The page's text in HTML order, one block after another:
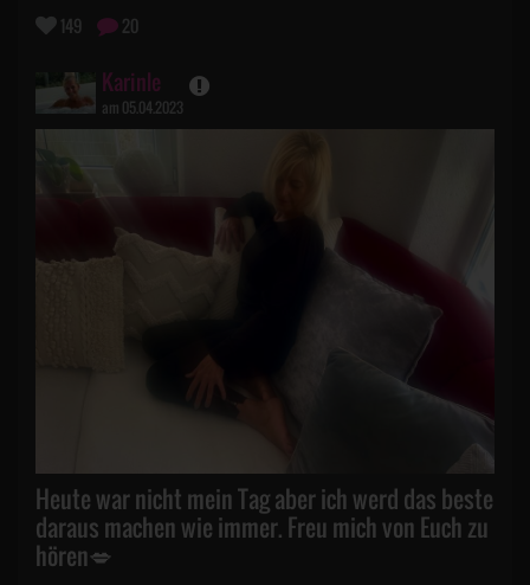
149 20
Karinle
am 05.04.2023
Heute war nicht mein Tag aber ich werd das beste
daraus machen wie immer. Freu mich von Euch zu
hören💋